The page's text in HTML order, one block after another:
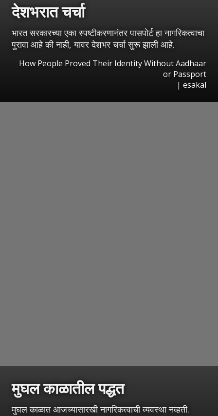
देशभरात चर्चा
भारत सरकारच्या एका स्पष्टीकरणानंतर पासपोर्ट हा नागरिकत्वाचा
पुरावा आहे की नाही, यावर देशभर चर्चा सुरू झाली आहे.
How People Proved Their Identity Without Aadhaar
or Passport
| esakal
मुघल काळातील पद्धत
मुघल काळात आजच्यासारखी नागरिकत्वाची व्यवस्था नव्हती.